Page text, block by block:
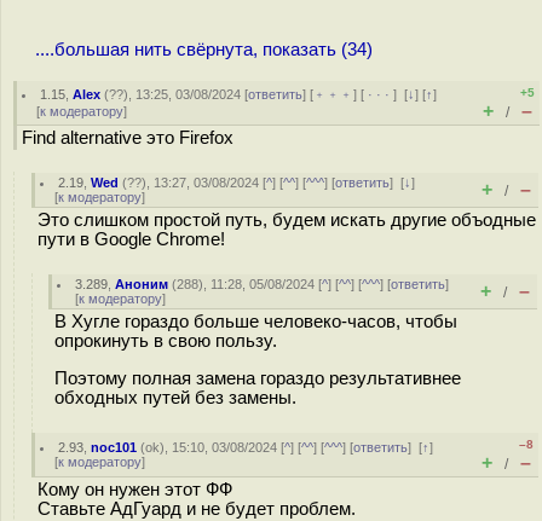
....большая нить свёрнута, показать (34)
1.15 ,Alex (??), 13:25, 03/08/2024 [ответить] [ ﹢﹢﹢] [ · · ·][↓] [↑]
[к модератору]
+5
+ / –
Find alternative это Firefox
2.19 ,Wed (??), 13:27, 03/08/2024 [^] [^^] [^^^] [ответить][↓]
[к модератору] + / –
Это слишком простой путь, будем искать другие объодные
пути в Google Chrome!
3.289 ,Аноним (288), 11:28, 05/08/2024 [^] [^^] [^^^] [ответить]
[к модератору] + / –
В Хугле гораздо больше человеко-часов, чтобы
опрокинуть в свою пользу.
Поэтому полная замена гораздо результативнее
обходных путей без замены.
2.93 ,noc101 (ok), 15:10, 03/08/2024 [^] [^^] [^^^] [ответить][↑]
[к модератору]
–8
+ / –
Кому он нужен этот ФФ
Ставьте АдГуард и не будет проблем.